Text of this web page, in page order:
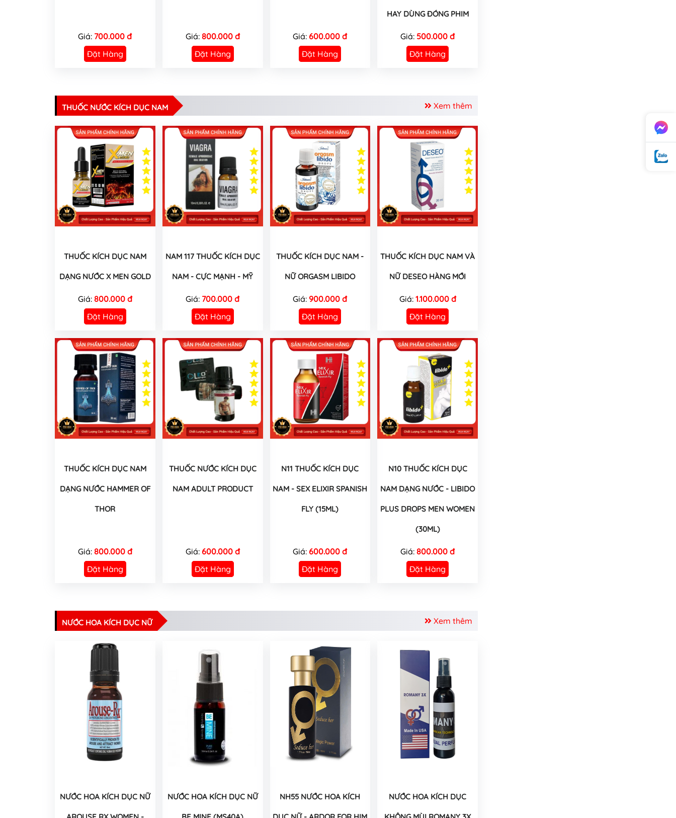
Giá: 700.000 đ
Đặt Hàng
Giá: 800.000 đ
Đặt Hàng
Giá: 600.000 đ
Đặt Hàng
HAY DÙNG ĐÓNG PHIM
Giá: 500.000 đ
Đặt Hàng
Xem thêm
THUỐC NƯỚC KÍCH DỤC NAM
THUỐC KÍCH DỤC NAM
DẠNG NƯỚC X MEN GOLD
Giá: 800.000 đ
Đặt Hàng
NAM 117 THUỐC KÍCH DỤC
NAM - CỰC MẠNH - MỸ
Giá: 700.000 đ
Đặt Hàng
THUỐC KÍCH DỤC NAM -
NỮ ORGASM LIBIDO
Giá: 900.000 đ
Đặt Hàng
THUỐC KÍCH DỤC NAM VÀ
NỮ DESEO HÀNG MỚI
Giá: 1.100.000 đ
Đặt Hàng
THUỐC KÍCH DỤC NAM
DẠNG NƯỚC HAMMER OF
THOR
Giá: 800.000 đ
Đặt Hàng
THUỐC NƯỚC KÍCH DỤC
NAM ADULT PRODUCT
Giá: 600.000 đ
Đặt Hàng
N11 THUỐC KÍCH DỤC
NAM - SEX ELIXIR SPANISH
FLY (15ML)
Giá: 600.000 đ
Đặt Hàng
N10 THUỐC KÍCH DỤC
NAM DẠNG NƯỚC - LIBIDO
PLUS DROPS MEN WOMEN
(30ML)
Giá:800.000 đ
Đặt Hàng
Xem thêm
NƯỚC HOA KÍCH DỤC NỮ
NƯỚC HOA KÍCH DỤC NỮ NƯỚC HOA KÍCH DỤC NỮ NH55 NƯỚC HOA KÍCH NƯỚC HOA KÍCH DỤC